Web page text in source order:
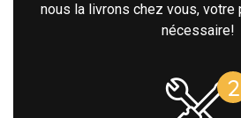
nous la livrons chez vous, votre
nécessaire!